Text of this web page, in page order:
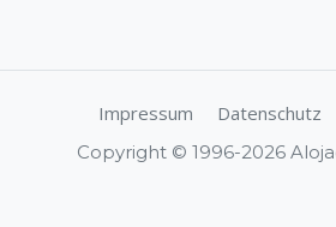
Impressum Datenschutz
Copyright © 1996-2026